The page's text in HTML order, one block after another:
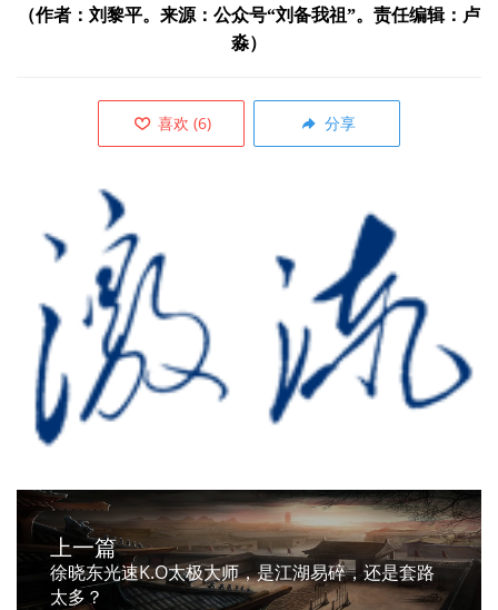
（作者：刘黎平。来源：公众号“刘备我祖”。责任编辑：卢
淼）
喜欢 (6) 分享
上一篇
徐晓东光速K.O太极大师，是江湖易碎，还是套路
太多？